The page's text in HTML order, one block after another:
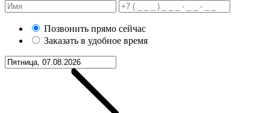
Позвонить прямо сейчас
Заказать в удобное время